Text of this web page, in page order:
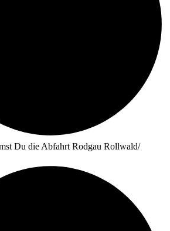
Du die Abfahrt Rodgau Rollwald/